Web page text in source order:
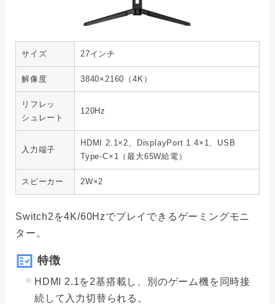
サイズ 27インチ
解像度 3840×2160（4K）
リフレッ
シュレート
120Hz
入力端子
HDMI 2.1×2、DisplayPort 1.4×1、USB
Type-C×1（最大65W給電）
スピーカー 2W×2
Switch2を4K/60Hzでプレイできるゲーミングモニ
ター。
特徴
HDMI 2.1を2基搭載し、別のゲーム機を同時接
続して入力切替られる。